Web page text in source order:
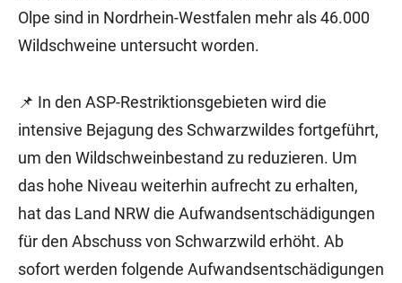
Olpe sind in Nordrhein-Westfalen mehr als 46.000
Wildschweine untersucht worden.
📌 In den ASP-Restriktionsgebieten wird die
intensive Bejagung des Schwarzwildes fortgeführt,
um den Wildschweinbestand zu reduzieren. Um
das hohe Niveau weiterhin aufrecht zu erhalten,
hat das Land NRW die Aufwandsentschädigungen
für den Abschuss von Schwarzwild erhöht. Ab
sofort werden folgende Aufwandsentschädigungen